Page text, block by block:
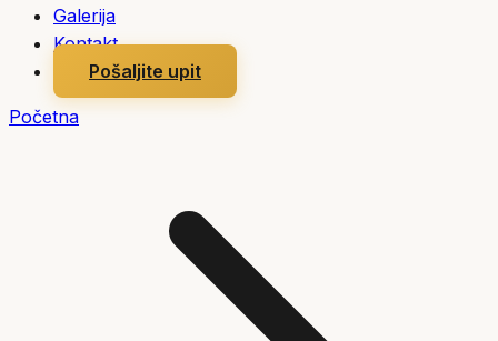
Galerija
Kontakt
Pošaljite upit
Početna